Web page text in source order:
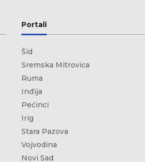
Portali
Šid
Sremska Mitrovica
Ruma
Inđija
Pećinci
Irig
Stara Pazova
Vojvodina
Novi Sad